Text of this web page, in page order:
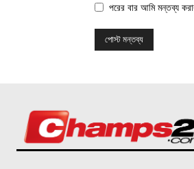
পরের বার আমি মন্তব্য